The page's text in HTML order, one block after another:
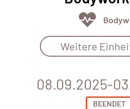
Weitere
08.09.2025-
BEENDET